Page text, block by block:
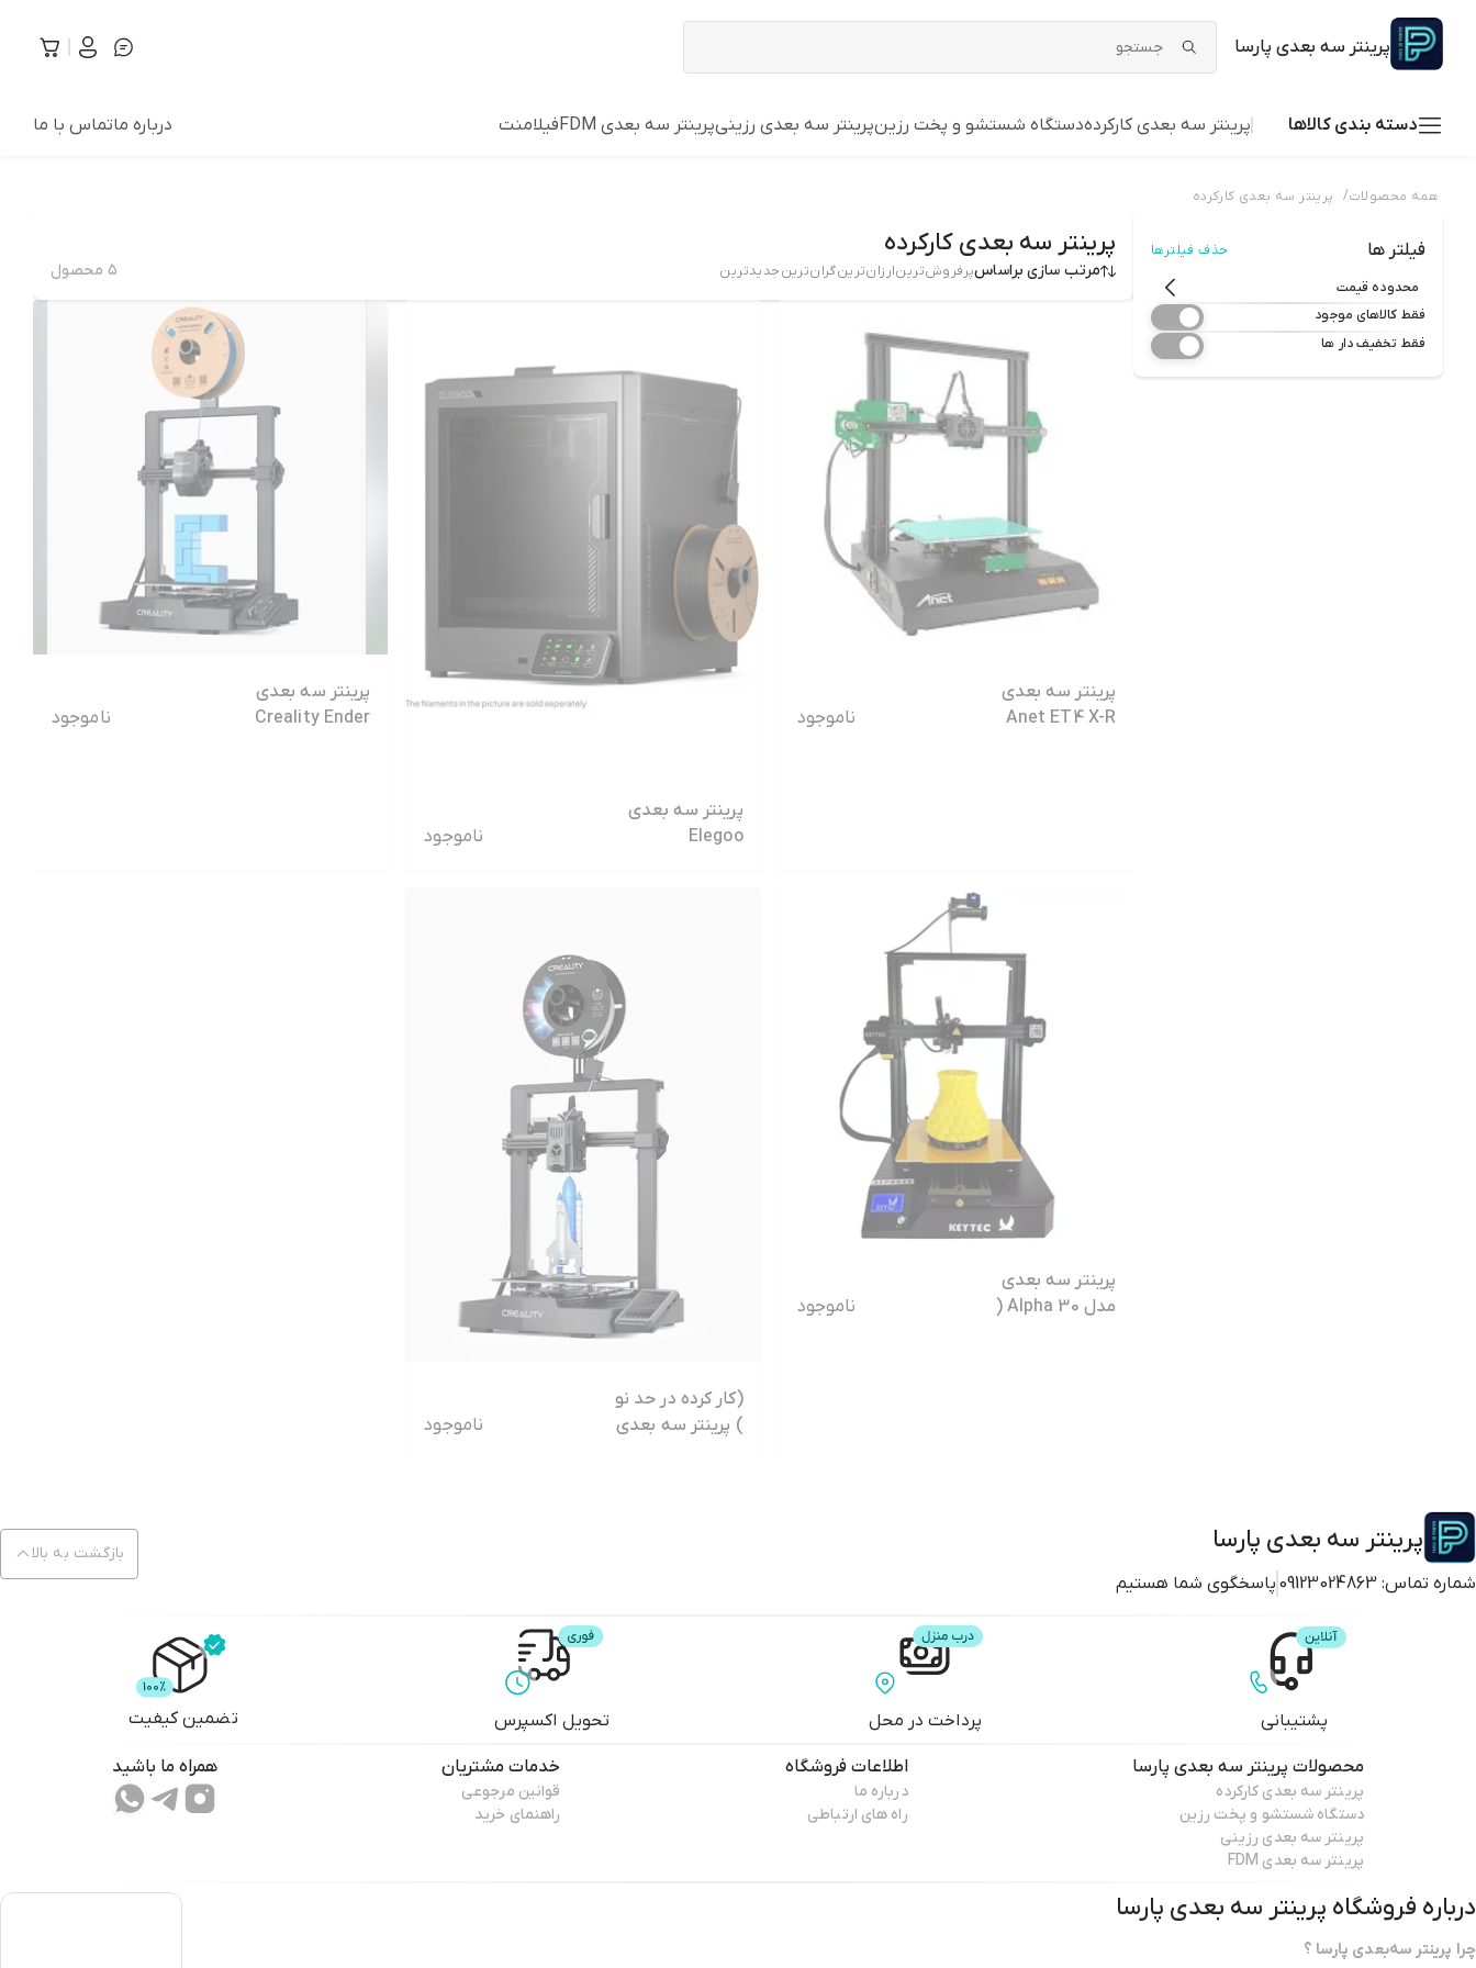
پرینتر سه بعدی پارسا
دسته بندی کالاها پرینتر سه بعدی کارکردهدستگاه شستشو و پخت رزینپرینتر سه بعدی رزینیپرینتر سه بعدی FDM فیلامنت درباره ماتماس با ما
همه محصولات/ پرینتر سه بعدی کارکرده
فیلتر ها حذف فیلترها
محدوده قیمت
فقط کالاهای موجود
فقط تخفیف دار ها
پرینتر سه بعدی کارکرده
مرتب سازی براساسپرفروش‌ترینارزان‌ترینگران‌ترینجدید‌ترین ۵ محصول
پرینتر سه بعدی
Anet ET4 X-R
ناموجود
پرینتر سه بعدی
Elegoo
ناموجود
پرینتر سه بعدی
Creality Ender
ناموجود
پرینتر سه بعدی
مدل Alpha 30 (
ناموجود
(کار کرده در حد نو
) پرینتر سه بعدی
ناموجود
پرینتر سه بعدی پارسا
شماره تماس: 09123024863 پاسخگوی شما هستیم
بازگشت به بالا
پشتیبانی پرداخت در محل تحویل اکسپرس تضمین کیفیت
محصولات پرینتر سه بعدی پارسا
پرینتر سه بعدی کارکرده
دستگاه شستشو و پخت رزین
پرینتر سه بعدی رزینی
پرینتر سه بعدی FDM
اطلاعات فروشگاه
درباره ما
راه های ارتباطی
خدمات مشتریان
قوانین مرجوعی
راهنمای خرید
همراه ما باشید
درباره فروشگاه پرینتر سه بعدی پارسا
چرا پرینتر سه‌بعدی پارسا ؟